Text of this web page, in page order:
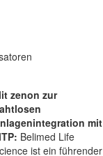
zenon zur
mit
Belimed Life
ist ein führender